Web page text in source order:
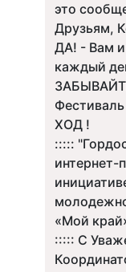
это
Друзьям,
ДА! - Вам
каждый
ХОД !
:::::
интернет-
«Мой
::::: С